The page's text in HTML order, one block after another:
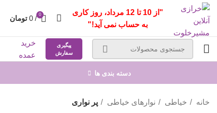
"از 10 تا 12 مرداد، روز کاری
به حساب نمی آید!"
0
/
0 تومان
پیگیری
سفارش
خرید
عمده
دسته بندی ها
خانه خیاطی نوارهای خیاطی پر نواری